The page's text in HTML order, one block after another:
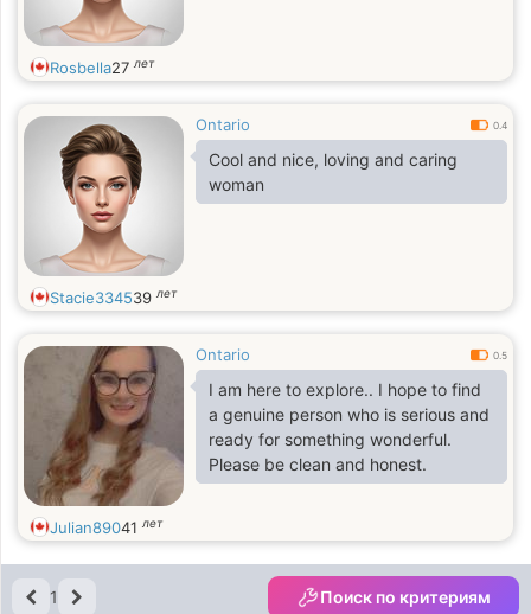
Rosbella27 лет
Ontario 0.4
Cool and nice, loving and caring
woman
Stacie334539 лет
Ontario 0.5
I am here to explore.. I hope to find
a genuine person who is serious and
ready for something wonderful.
Please be clean and honest.
Julian89041 лет
1 Поиск по критериям